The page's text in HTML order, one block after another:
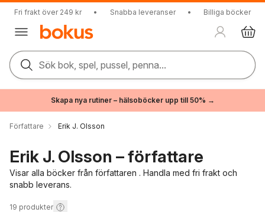
Fri frakt över 249 kr • Snabba leveranser • Billiga böcker
Sök bok, spel, pussel, penna...
Skapa nya rutiner – hälsoböcker upp till 50% →
Författare Erik J. Olsson
Erik J. Olsson – författare
Visar alla böcker från författaren . Handla med fri frakt och
snabb leverans.
19 produkter